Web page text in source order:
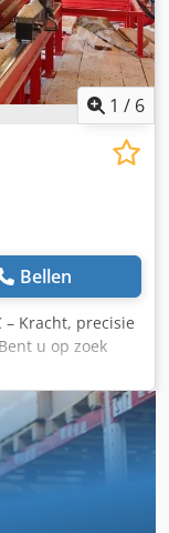
1 / 6
Bellen
– Kracht, precisie
u op zoek
dit alles – en
is speciaal
maar
en
Hoge
een